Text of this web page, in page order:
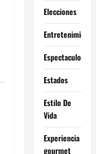
Elecciones
Entretenimiento
Espectaculos
Estados
Estilo De
Vida
Experiencia
gourmet